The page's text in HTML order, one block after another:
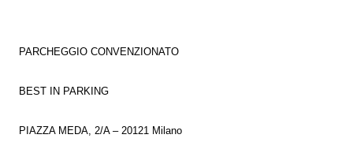
PARCHEGGIO CONVENZIONATO
BEST IN PARKING
PIAZZA MEDA, 2/A – 20121 Milano